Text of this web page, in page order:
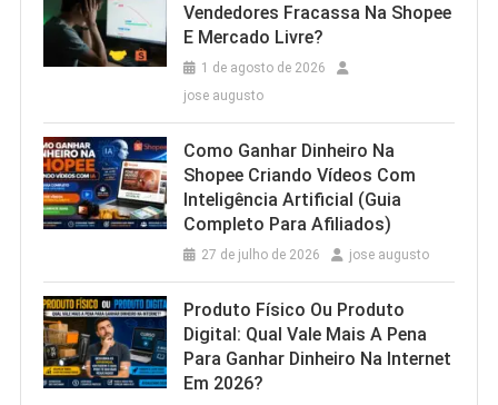
Vendedores Fracassa Na Shopee
E Mercado Livre?
1 de agosto de 2026
jose augusto
Como Ganhar Dinheiro Na
Shopee Criando Vídeos Com
Inteligência Artificial (Guia
Completo Para Afiliados)
27 de julho de 2026 jose augusto
Produto Físico Ou Produto
Digital: Qual Vale Mais A Pena
Para Ganhar Dinheiro Na Internet
Em 2026?